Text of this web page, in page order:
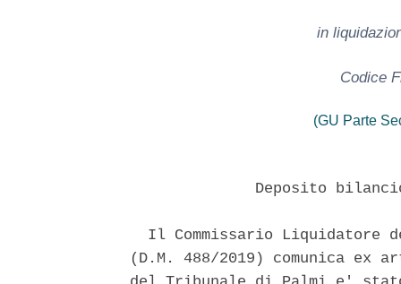
in
Codice
(GU Parte
Deposito
Il Commissario Liquidatore
(D.M. 488/2019) comunica